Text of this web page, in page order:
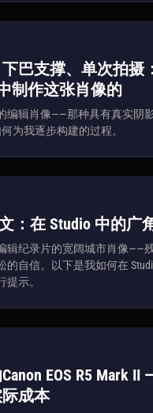
巴支撑、单次拍摄
制作这张肖像的
编辑肖像——那种具有真实阴
为我逐步构建的过程。
：在 Studio 中的广
辑纪录片的宽阔城市肖像——
的自信。以下是我如何在
示。
EOS R5 Mark II
成本